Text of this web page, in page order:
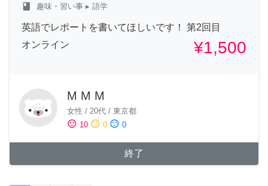
class 趣味・習い事 ▸ 語学
英語でレポートを書いてほしいです！ 第2回目
オンライン
¥1,500
M M M
女性 / 20代 / 東京都
sentiment_satisfied 10 sentiment_neutral 0 sentiment_dissatisfied 0
終了